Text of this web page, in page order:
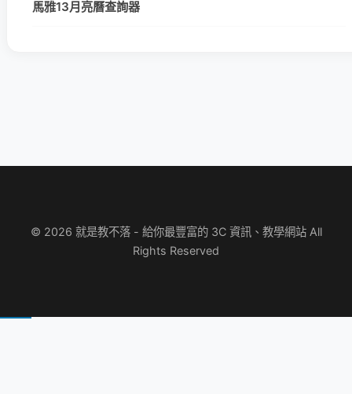
馬雅13月亮曆查詢器
© 2026 就是教不落 - 給你最豐富的 3C 資訊、教學網站 All
Rights Reserved